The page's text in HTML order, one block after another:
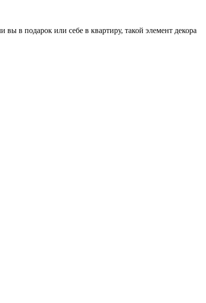
в подарок или себе в квартиру, такой элемент декора